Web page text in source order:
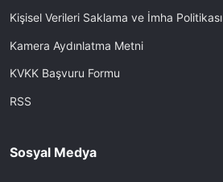
Kişisel Verileri Saklama ve İmha Politikası
Kamera Aydınlatma Metni
KVKK Başvuru Formu
RSS
Sosyal Medya